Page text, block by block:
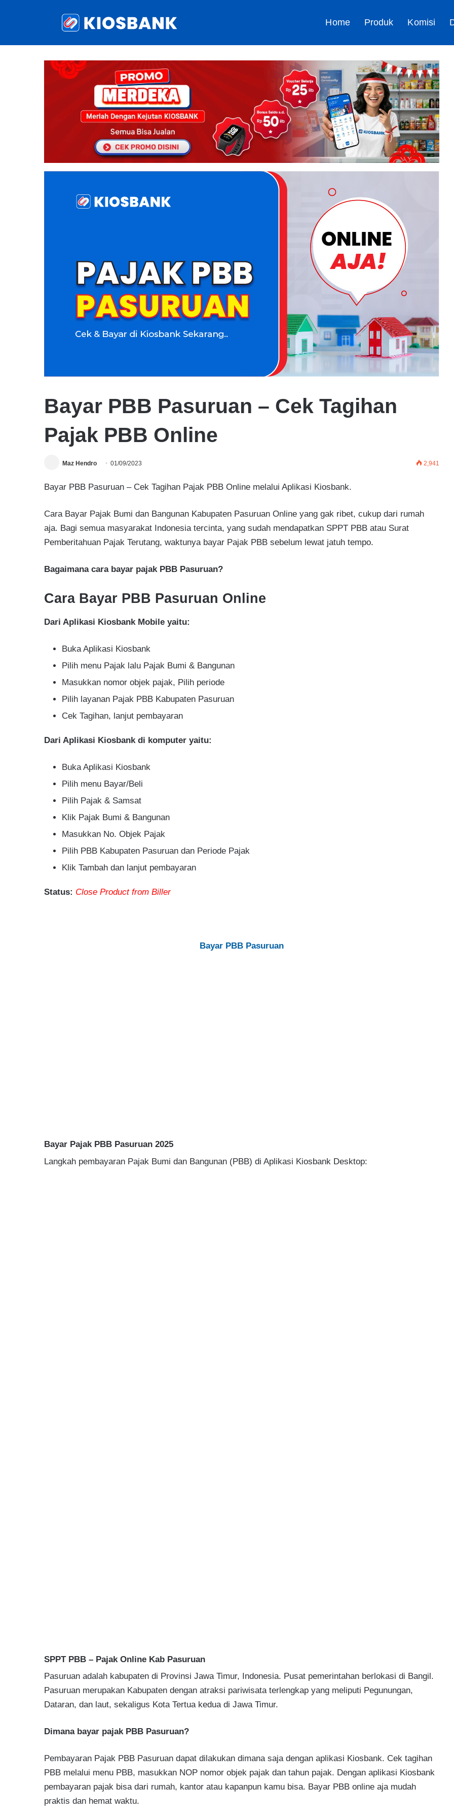
Home Produk Komisi
Bayar PBB Pasuruan – Cek Tagihan
Pajak PBB Online
Maz Hendro 01/09/2023 2,941
Bayar PBB Pasuruan – Cek Tagihan Pajak PBB Online melalui Aplikasi Kiosbank.
Cara Bayar Pajak Bumi dan Bangunan Kabupaten Pasuruan Online yang gak ribet, cukup dari rumah
aja. Bagi semua masyarakat Indonesia tercinta, yang sudah mendapatkan SPPT PBB atau Surat
Pemberitahuan Pajak Terutang, waktunya bayar Pajak PBB sebelum lewat jatuh tempo.
Bagaimana cara bayar pajak PBB Pasuruan?
Cara Bayar PBB Pasuruan Online
Dari Aplikasi Kiosbank Mobile yaitu:
Buka Aplikasi Kiosbank
Pilih menu Pajak lalu Pajak Bumi & Bangunan
Masukkan nomor objek pajak, Pilih periode
Pilih layanan Pajak PBB Kabupaten Pasuruan
Cek Tagihan, lanjut pembayaran
Dari Aplikasi Kiosbank di komputer yaitu:
Buka Aplikasi Kiosbank
Pilih menu Bayar/Beli
Pilih Pajak & Samsat
Klik Pajak Bumi & Bangunan
Masukkan No. Objek Pajak
Pilih PBB Kabupaten Pasuruan dan Periode Pajak
Klik Tambah dan lanjut pembayaran
Status: Close Product from Biller
Bayar PBB Pasuruan
Bayar Pajak PBB Pasuruan 2025
Langkah pembayaran Pajak Bumi dan Bangunan (PBB) di Aplikasi Kiosbank Desktop:
SPPT PBB – Pajak Online Kab Pasuruan
Pasuruan adalah kabupaten di Provinsi Jawa Timur, Indonesia. Pusat pemerintahan berlokasi di Bangil.
Pasuruan merupakan Kabupaten dengan atraksi pariwisata terlengkap yang meliputi Pegunungan,
Dataran, dan laut, sekaligus Kota Tertua kedua di Jawa Timur.
Dimana bayar pajak PBB Pasuruan?
Pembayaran Pajak PBB Pasuruan dapat dilakukan dimana saja dengan aplikasi Kiosbank. Cek tagihan
PBB melalui menu PBB, masukkan NOP nomor objek pajak dan tahun pajak. Dengan aplikasi Kiosbank
pembayaran pajak bisa dari rumah, kantor atau kapanpun kamu bisa. Bayar PBB online aja mudah
praktis dan hemat waktu.